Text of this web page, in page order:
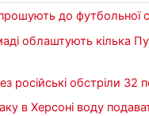
до футбольної
облаштують кілька
російські обстріли 32
в Херсоні воду